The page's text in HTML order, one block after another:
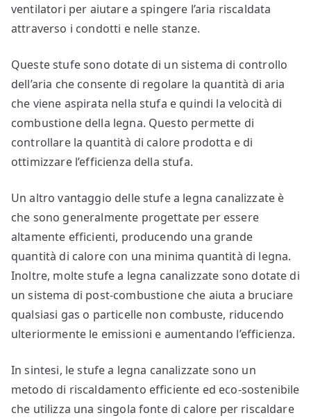
ventilatori per aiutare a spingere l’aria riscaldata
attraverso i condotti e nelle stanze.
Queste stufe sono dotate di un sistema di controllo
dell’aria che consente di regolare la quantità di aria
che viene aspirata nella stufa e quindi la velocità di
combustione della legna. Questo permette di
controllare la quantità di calore prodotta e di
ottimizzare l’efficienza della stufa.
Un altro vantaggio delle stufe a legna canalizzate è
che sono generalmente progettate per essere
altamente efficienti, producendo una grande
quantità di calore con una minima quantità di legna.
Inoltre, molte stufe a legna canalizzate sono dotate di
un sistema di post-combustione che aiuta a bruciare
qualsiasi gas o particelle non combuste, riducendo
ulteriormente le emissioni e aumentando l’efficienza.
In sintesi, le stufe a legna canalizzate sono un
metodo di riscaldamento efficiente ed eco-sostenibile
che utilizza una singola fonte di calore per riscaldare